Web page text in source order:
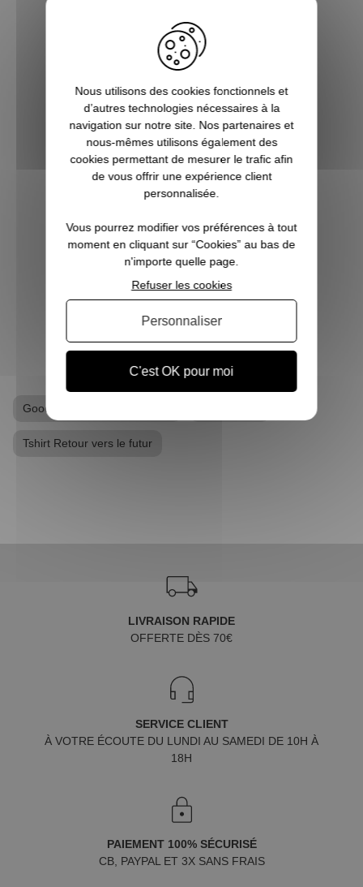
Pourquoi la saga Retour vers
le futur a-t-elle rencontré un
si grand succès ?
Les années 80 à 90 furent une période
effet, durant toutes ces années, de
nombreux films cultes firent leur apparition
en donnant vie à des univers totalement
nouveaux et dont de nombreux film...
VOIR L'ARTICLE
Goodies Retour vers le Futur
Tshirt Retour vers le futur
LIVRAISON RAPIDE
OFFERTE DÈS 70€
SERVICE CLIENT
À VOTRE ÉCOUTE DU LUNDI AU SAMEDI DE 10H À
18H
PAIEMENT 100% SÉCURISÉ
CB, PAYPAL ET 3X SANS FRAIS
Nous utilisons des cookies fonctionnels et
d’autres technologies nécessaires à la
navigation sur notre site. Nos partenaires et
nous-mêmes utilisons également des
cookies permettant de mesurer le trafic afin
de vous offrir une expérience client
personnalisée.
Vous pourrez modifier vos préférences à tout
moment en cliquant sur “Cookies” au bas de
n'importe quelle page.
C'est OK pour moi
Refuser les cookies
Personnaliser